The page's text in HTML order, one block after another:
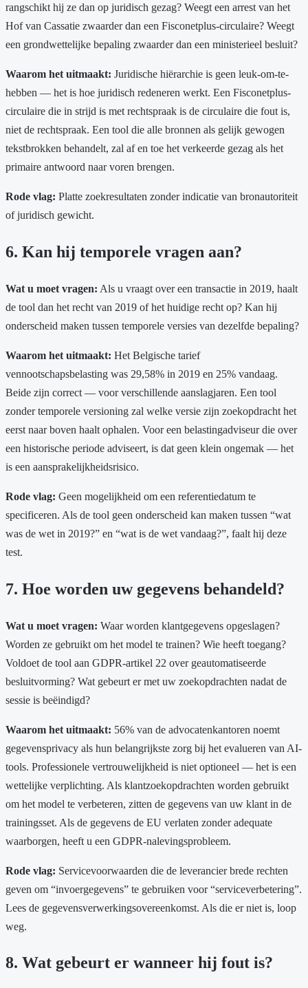
rangschikt hij ze dan op juridisch gezag? Weegt een arrest van het
Hof van Cassatie zwaarder dan een Fisconetplus-circulaire? Weegt
een grondwettelijke bepaling zwaarder dan een ministerieel besluit?
Waarom het uitmaakt: Juridische hiërarchie is geen leuk-om-te-
hebben — het is hoe juridisch redeneren werkt. Een Fisconetplus-
circulaire die in strijd is met rechtspraak is de circulaire die fout is,
niet de rechtspraak. Een tool die alle bronnen als gelijk gewogen
tekstbrokken behandelt, zal af en toe het verkeerde gezag als het
primaire antwoord naar voren brengen.
Rode vlag: Platte zoekresultaten zonder indicatie van bronautoriteit
of juridisch gewicht.
6. Kan hij temporele vragen aan?
Wat u moet vragen: Als u vraagt over een transactie in 2019, haalt
de tool dan het recht van 2019 of het huidige recht op? Kan hij
onderscheid maken tussen temporele versies van dezelfde bepaling?
Waarom het uitmaakt: Het Belgische tarief
vennootschapsbelasting was 29,58% in 2019 en 25% vandaag.
Beide zijn correct — voor verschillende aanslagjaren. Een tool
zonder temporele versioning zal welke versie zijn zoekopdracht het
eerst naar boven haalt ophalen. Voor een belastingadviseur die over
een historische periode adviseert, is dat geen klein ongemak — het
is een aansprakelijkheidsrisico.
Rode vlag: Geen mogelijkheid om een referentiedatum te
specificeren. Als de tool geen onderscheid kan maken tussen “wat
was de wet in 2019?” en “wat is de wet vandaag?”, faalt hij deze
test.
7. Hoe worden uw gegevens behandeld?
Wat u moet vragen: Waar worden klantgegevens opgeslagen?
Worden ze gebruikt om het model te trainen? Wie heeft toegang?
Voldoet de tool aan GDPR-artikel 22 over geautomatiseerde
besluitvorming? Wat gebeurt er met uw zoekopdrachten nadat de
sessie is beëindigd?
Waarom het uitmaakt: 56% van de advocatenkantoren noemt
gegevensprivacy als hun belangrijkste zorg bij het evalueren van AI-
tools. Professionele vertrouwelijkheid is niet optioneel — het is een
wettelijke verplichting. Als klantzoekopdrachten worden gebruikt
om het model te verbeteren, zitten de gegevens van uw klant in de
trainingsset. Als de gegevens de EU verlaten zonder adequate
waarborgen, heeft u een GDPR-nalevingsprobleem.
Rode vlag: Servicevoorwaarden die de leverancier brede rechten
geven om “invoergegevens” te gebruiken voor “serviceverbetering”.
Lees de gegevensverwerkingsovereenkomst. Als die er niet is, loop
weg.
8. Wat gebeurt er wanneer hij fout is?